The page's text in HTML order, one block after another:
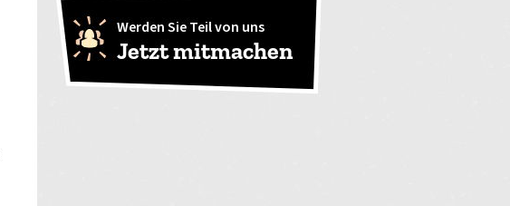
Werden Sie Teil von uns
Jetzt mitmachen